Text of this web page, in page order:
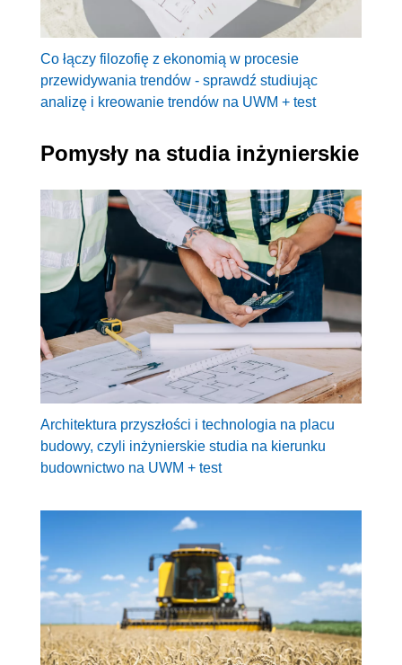
Co łączy filozofię z ekonomią w procesie
przewidywania trendów - sprawdź studiując
analizę i kreowanie trendów na UWM + test
Pomysły na studia inżynierskie
Architektura przyszłości i technologia na placu
budowy, czyli inżynierskie studia na kierunku
budownictwo na UWM + test